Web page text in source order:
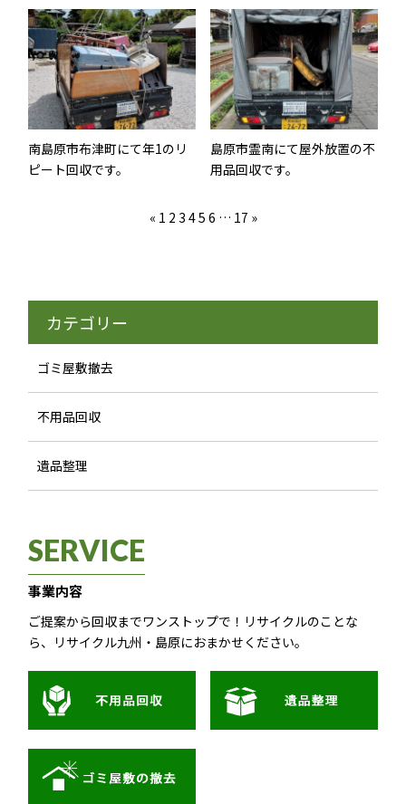
南島原市布津町にて年1のリ
ピート回収です。
島原市霊南にて屋外放置の不
用品回収です。
« 1 2 3 45 6 … 17 »
カテゴリー
ゴミ屋敷撤去
不用品回収
遺品整理
SERVICE
事業内容
ご提案から回収までワンストップで！リサイクルのことな
ら、リサイクル九州・島原におまかせください。